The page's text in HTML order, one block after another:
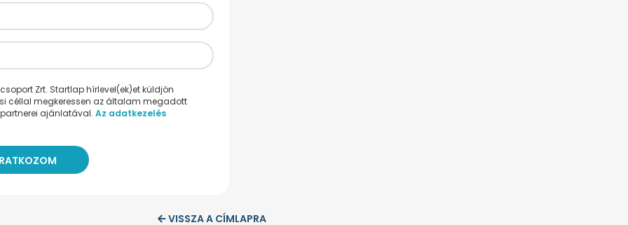
Zrt. Startlap hírlevel(ek)et küldjön
céllal megkeressen az általam megadott
ajánlatával. Az adatkezelés
VISSZA A CÍMLAPRA